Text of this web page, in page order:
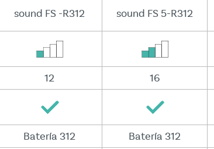
sound FS -R312 sound FS 5-R312
12 16
Batería 312 Batería 312